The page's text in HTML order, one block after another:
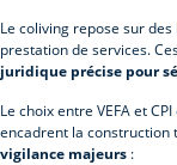
Le coliving repose sur
prestation de services.
juridique précise pour
Le choix entre VEFA et
encadrent la construction
vigilance majeurs :